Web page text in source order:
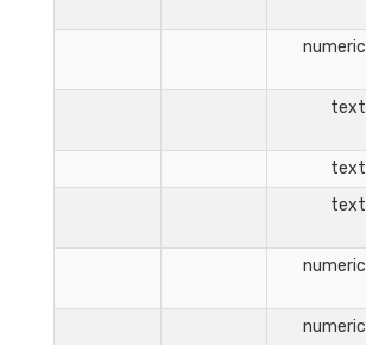
numeric
text
text
text
numeric
numeric